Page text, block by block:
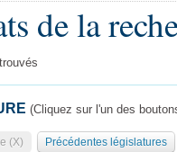
de la
(Cliquez sur l'un des
(X) Précédentes législatures